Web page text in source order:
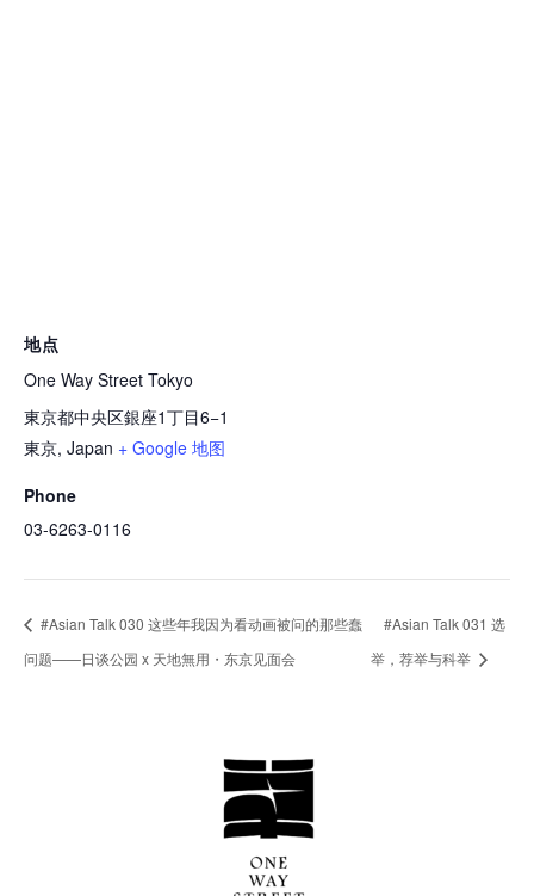
地点
One Way Street Tokyo
東京都中央区銀座1丁目6−1
東京, Japan + Google 地图
Phone
03-6263-0116
#Asian Talk 030 这些年我因为看动画被问的那些蠢
问题——日谈公园 x 天地無用・东京见面会
#Asian Talk 031 选
举，荐举与科举